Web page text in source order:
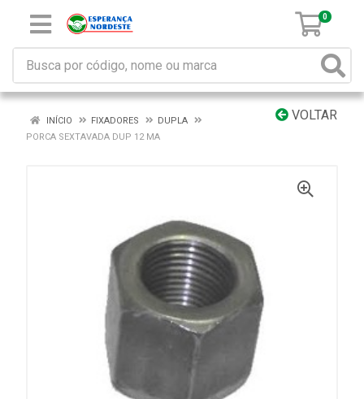
0
VOLTAR
INÍCIO FIXADORES
DUPLA
PORCA SEXTAVADA DUP 12 MA